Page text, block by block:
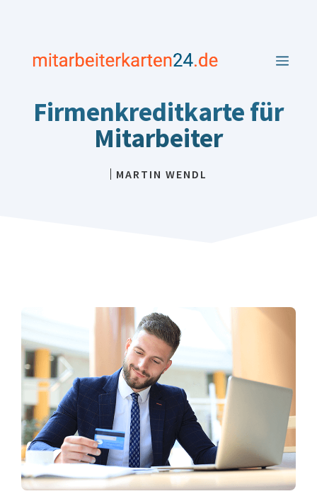
springen
Firmenkreditkarte für
Mitarbeiter
MARTIN WENDL